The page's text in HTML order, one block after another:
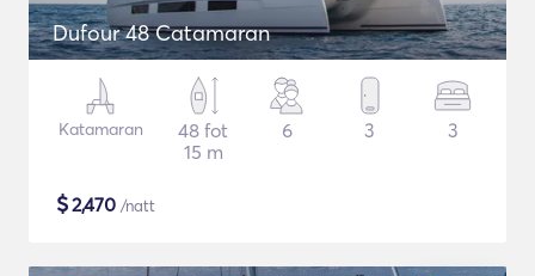
Dufour 48 Catamaran
Katamaran
48 fot
15 m
6 3 3
$2,470 /natt